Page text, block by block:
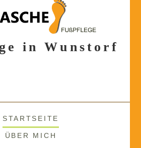
in Wunstorf
STARTSEITE
ÜBER MICH